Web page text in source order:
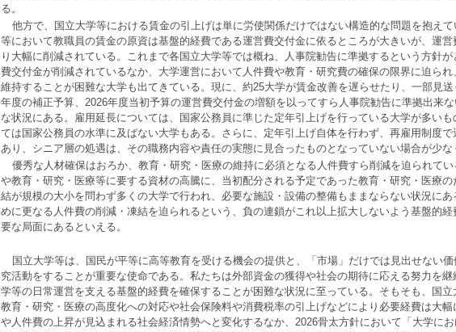
る。
他方で、国立大学等における賃金の引上げは単に労使関係だけではない構造的な問題を抱え
等において教職員の賃金の原資は基盤的経費である運営費交付金に依るところが大きいが、運営
り大幅に削減されている。これまで各国立大学等では概ね、人事院勧告に準拠するという方針
費交付金が削減されているなか、大学運営において人件費や教育・研究費の確保の限界に迫ら
維持することが困難な大学も出てきている。現に、約25大学が賃金改善を遅らせたり、一部見送
年度の補正予算、 2026年度当初予算の運営費交付金の増額を以ってすら人事院勧告に準拠出来
な状況にある。雇用延長については、国家公務員に準じた定年引上げを行っている大学が多い
ては国家公務員の水準に及ばない大学もある。さらに、定年引上げ自体を行わず、再雇用制度で
あり、シニア層の処遇は、その職務内容や責任の実態に見合ったものとなっていない場合が少な
優秀な人材確保はおろか、教育・研究・医療の維持に必須となる人件費すら削減を迫られてい
や教育・研究・医療等に要する資材の高騰に、当初配分される予定であった教育・研究・医療
結が規模の大小を問わず多くの大学で行われ、必要な施設・設備の整備もままならない状況に
めに更なる人件費の削減・凍結を迫られるという、負の連鎖がこれ以上拡大しないよう基盤的
要な局面にあるといえる。
国立大学等は、国民が平等に高等教育を受ける機会の提供と、「市場」だけでは見出せない
究活動をすることが重要な使命である。私たちは外部資金の獲得や社会の期待に応える努力を
学等の日常運営を支える基盤的経費を確保することが困難な状況に至っている。そもそも、国立
教育・研究・医療の高度化への対応や社会保険料や消費税率の引上げなどにより必要経費は大
や人件費の上昇が見込まれる社会経済情勢へと変化するなか、 2026骨太方針において「大学に